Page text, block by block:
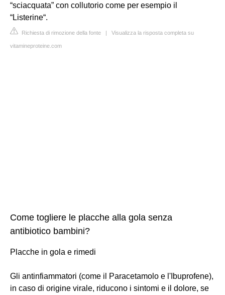
“sciacquata” con collutorio come per esempio il
“Listerine“.
Richiesta di rimozione della fonte | Visualizza la risposta completa su
vitamineproteine.com
Come togliere le placche alla gola senza
antibiotico bambini?
Placche in gola e rimedi
Gli antinfiammatori (come il Paracetamolo e l'Ibuprofene),
in caso di origine virale, riducono i sintomi e il dolore, se